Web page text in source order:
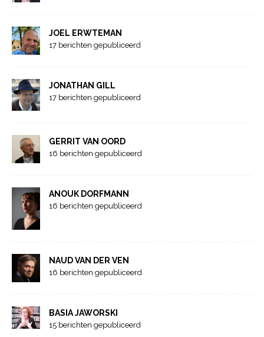
JOEL ERWTEMAN
17 berichten gepubliceerd
JONATHAN GILL
17 berichten gepubliceerd
GERRIT VAN OORD
16 berichten gepubliceerd
ANOUK DORFMANN
16 berichten gepubliceerd
NAUD VAN DER VEN
16 berichten gepubliceerd
BASIA JAWORSKI
15 berichten gepubliceerd